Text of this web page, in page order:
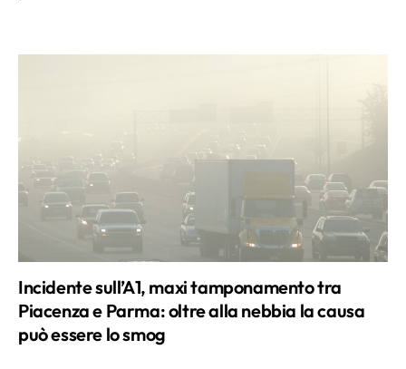
Incidente sull’A1, maxi tamponamento tra
Piacenza e Parma: oltre alla nebbia la causa
può essere lo smog